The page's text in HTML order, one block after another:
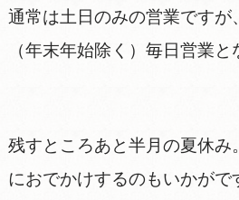
通常は土日のみの営業ですが
（年末年始除く）毎日営業と
残すところあと半月の夏休み
におでかけするのもいかがで